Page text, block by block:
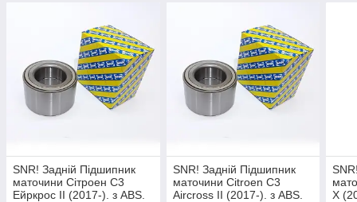
SNR! Задній Підшипник
маточини Сітроен С3
Ейркрос II (2017-). з ABS.
SNR! Задній Підшипник
маточини Citroen C3
Aircross II (2017-). з ABS.
Х